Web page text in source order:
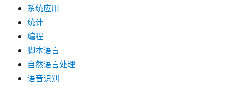
系统应用
统计
编程
脚本语言
自然语言处理
语音识别